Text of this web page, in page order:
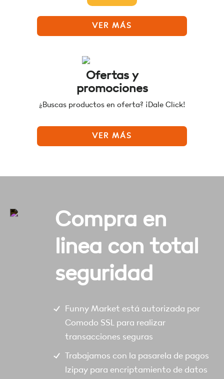
VER MÁS
Ofertas y
promociones
¿Buscas productos en oferta? ¡Dale Click!
VER MÁS
Compra en
linea con total
seguridad
Funny Market está autorizada por
Comodo SSL para realizar
transacciones seguras
Trabajamos con la pasarela de pagos
Izipay para encriptamiento de datos